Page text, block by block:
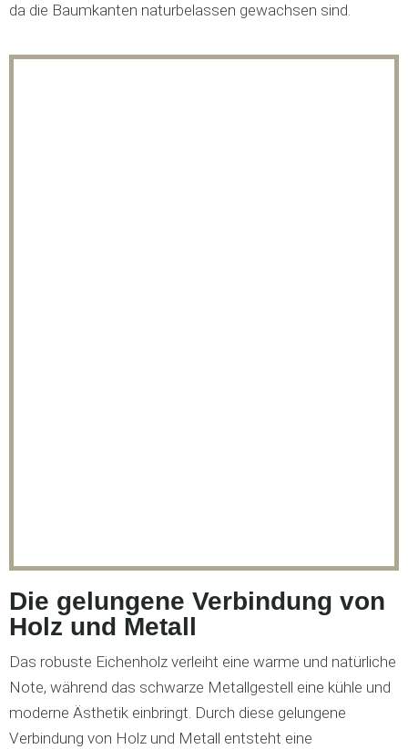
da die Baumkanten naturbelassen gewachsen sind.
Die gelungene Verbindung von
Holz und Metall
Das robuste Eichenholz verleiht eine warme und natürliche
Note, während das schwarze Metallgestell eine kühle und
moderne Ästhetik einbringt. Durch diese gelungene
Verbindung von Holz und Metall entsteht eine